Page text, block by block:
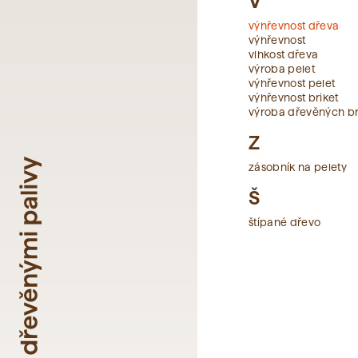
výhřevnost dřeva
výhřevnost
vlhkost dřeva
výroba pelet
výhřevnost pelet
výhřevnost briket
výroba dřevěných
Z
zásobník na pelety
Š
štípané dřevo